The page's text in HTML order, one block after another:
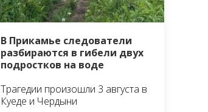
В Прикамье следователи
разбираются в гибели двух
подростков на воде
Трагедии произошли 3 августа в
Куеде и Чердыни